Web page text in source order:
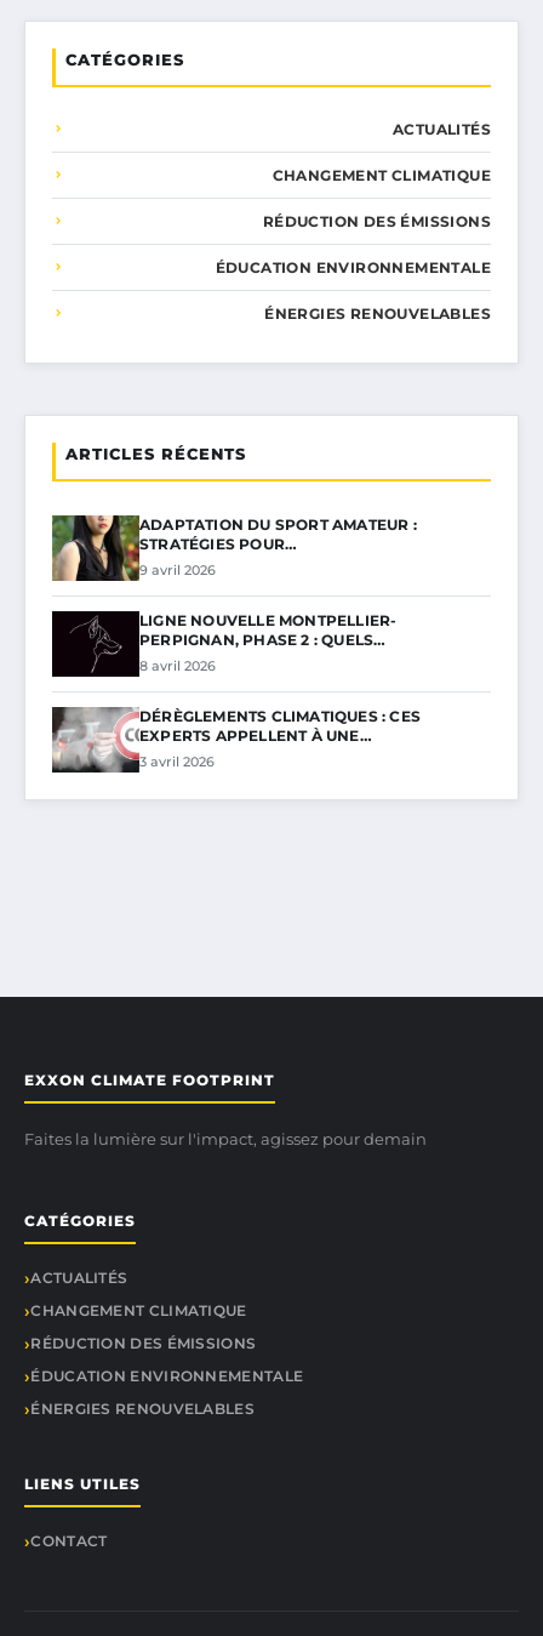
CATÉGORIES
ACTUALITÉS
CHANGEMENT CLIMATIQUE
RÉDUCTION DES ÉMISSIONS
ÉDUCATION ENVIRONNEMENTALE
ÉNERGIES RENOUVELABLES
ARTICLES RÉCENTS
ADAPTATION DU SPORT AMATEUR :
STRATÉGIES POUR…
9 avril 2026
LIGNE NOUVELLE MONTPELLIER-
PERPIGNAN, PHASE 2 : QUELS…
8 avril 2026
DÉRÈGLEMENTS CLIMATIQUES : CES
EXPERTS APPELLENT À UNE…
3 avril 2026
EXXON CLIMATE FOOTPRINT
Faites la lumière sur l'impact, agissez pour demain
CATÉGORIES
ACTUALITÉS
CHANGEMENT CLIMATIQUE
RÉDUCTION DES ÉMISSIONS
ÉDUCATION ENVIRONNEMENTALE
ÉNERGIES RENOUVELABLES
LIENS UTILES
CONTACT